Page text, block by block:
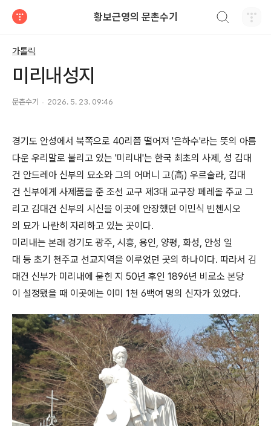
황보근영의 문촌수기
가톨릭
미리내성지
문촌수기 2026. 5. 23. 09:46
경기도 안성에서 북쪽으로 40리쯤 떨어져 '은하수'라는 뜻의 아름
다운 우리말로 불리고 있는 '미리내'는 한국 최초의 사제, 성 김대
건 안드레아 신부의 묘소와 그의 어머니 고(高) 우르술라, 김대
건 신부에게 사제품을 준 조선 교구 제3대 교구장 페레올 주교 그
리고 김대건 신부의 시신을 이곳에 안장했던 이민식 빈첸시오
의 묘가 나란히 자리하고 있는 곳이다.
미리내는 본래 경기도 광주, 시흥, 용인, 양평, 화성, 안성 일
대 등 초기 천주교 선교지역을 이루었던 곳의 하나이다. 따라서 김
대건 신부가 미리내에 묻힌 지 50년 후인 1896년 비로소 본당
이 설정됐을 때 이곳에는 이미 1천 6백여 명의 신자가 있었다.